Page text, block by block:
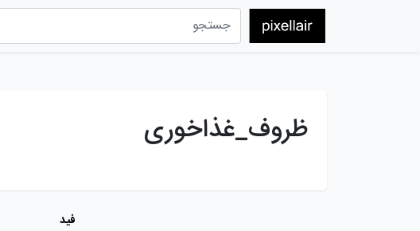
ظروف_غذاخوری
فید